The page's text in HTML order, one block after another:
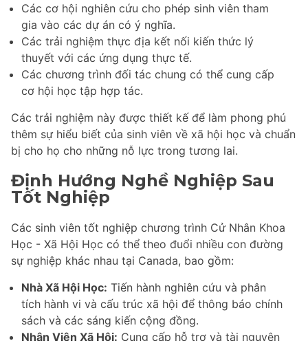
Các cơ hội nghiên cứu cho phép sinh viên tham
gia vào các dự án có ý nghĩa.
Các trải nghiệm thực địa kết nối kiến thức lý
thuyết với các ứng dụng thực tế.
Các chương trình đối tác chung có thể cung cấp
cơ hội học tập hợp tác.
Các trải nghiệm này được thiết kế để làm phong phú
thêm sự hiểu biết của sinh viên về xã hội học và chuẩn
bị cho họ cho những nỗ lực trong tương lai.
Định Hướng Nghề Nghiệp Sau
Tốt Nghiệp
Các sinh viên tốt nghiệp chương trình Cử Nhân Khoa
Học - Xã Hội Học có thể theo đuổi nhiều con đường
sự nghiệp khác nhau tại Canada, bao gồm:
Nhà Xã Hội Học: Tiến hành nghiên cứu và phân
tích hành vi và cấu trúc xã hội để thông báo chính
sách và các sáng kiến cộng đồng.
Nhân Viên Xã Hội: Cung cấp hỗ trợ và tài nguyên